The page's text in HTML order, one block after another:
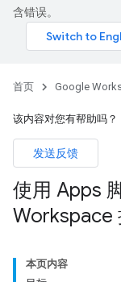
含错误。
首页 Google
该内容对您有帮助吗？
发送反馈
使用 Apps
Workspace
本页内容